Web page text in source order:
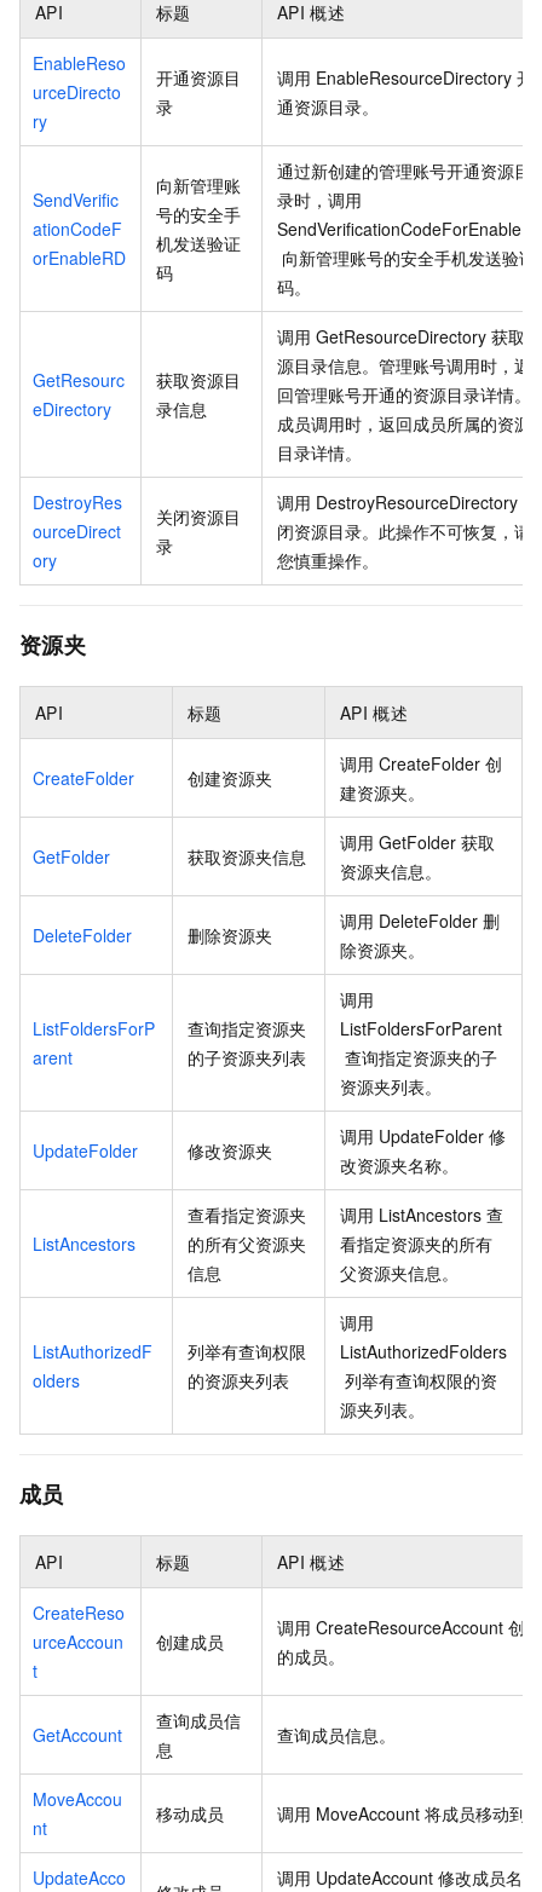
API 标题 API 概述
EnableReso
urceDirecto
ry
开通资源目
录
调用 EnableResourceDirectory 开
通资源目录。
SendVerific
ationCodeF
orEnableRD
向新管理账
号的安全手
机发送验证
码
通过新创建的管理账号开通资源目
录时，调用
向新管理账号的安全手机发送验证
码。
GetResourc
eDirectory
获取资源目
录信息
调用 GetResourceDirectory 获取资
源目录信息。管理账号调用时，返
回管理账号开通的资源目录详情。
成员调用时，返回成员所属的资源
目录详情。
DestroyRes
ourceDirect
ory
关闭资源目
录
调用 DestroyResourceDirectory
闭资源目录。此操作不可恢复，请
您慎重操作。
资源夹
API 标题 API 概述
CreateFolder 创建资源夹
调用 CreateFolder 创
建资源夹。
GetFolder 获取资源夹信息
调用 GetFolder 获取
资源夹信息。
DeleteFolder 删除资源夹
调用 DeleteFolder 删
除资源夹。
ListFoldersForP
arent
查询指定资源夹
的子资源夹列表
调用
ListFoldersForParent
查询指定资源夹的子
资源夹列表。
UpdateFolder 修改资源夹
调用 UpdateFolder 修
改资源夹名称。
ListAncestors
查看指定资源夹
的所有父资源夹
信息
调用 ListAncestors 查
看指定资源夹的所有
父资源夹信息。
ListAuthorizedF
olders
列举有查询权限
的资源夹列表
调用
ListAuthorizedFolders
列举有查询权限的资
源夹列表。
成员
API 标题 API 概述
CreateReso
urceAccoun
t
创建成员
调用 CreateResourceAccount 创
的成员。
GetAccount
查询成员信
息
查询成员信息。
MoveAccou
nt
移动成员 调用 MoveAccount 将成员移动到
UpdateAcco 调用 UpdateAccount 修改成员名